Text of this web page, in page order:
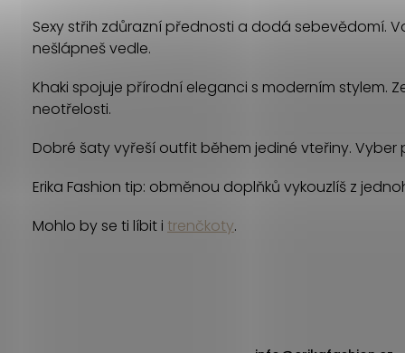
a
c
í
p
v
k
Sexy střih zdůrazní přednosti a dodá sebevědomí.
nešlápneš vedle.
Khaki spojuje přírodní eleganci s moderním stylem.
neotřelosti.
Dobré šaty vyřeší outfit během jediné vteřiny.
Erika Fashion tip: obměnou doplňků vykouzlíš z
Mohlo by se ti líbit i trenčkoty.